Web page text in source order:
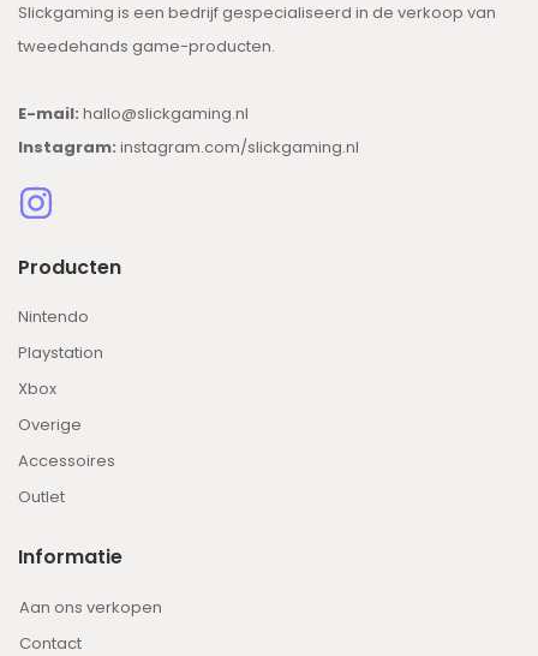
Slickgaming is een bedrijf gespecialiseerd in de verkoop van
tweedehands game-producten.
E-mail: hallo@slickgaming.nl
Instagram: instagram.com/slickgaming.nl
Producten
Nintendo
Playstation
Xbox
Overige
Accessoires
Outlet
Informatie
Aan ons verkopen
Contact